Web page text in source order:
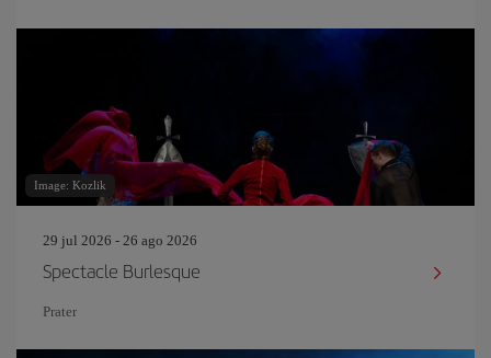
Image: Kozlik
29 jul 2026 - 26 ago 2026
Spectacle Burlesque
Prater